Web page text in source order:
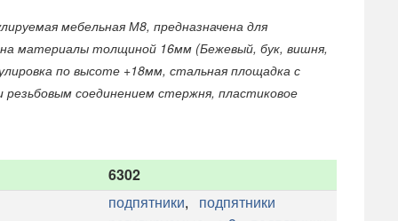
мебельная М8, предназначена для
материалы толщиной 16мм (Бежевый, бук, вишня,
по высоте +18мм, стальная площадка с
резьбовым соединением стержня, пластиковое
6302
подпятники, подпятники